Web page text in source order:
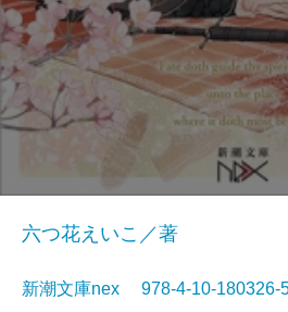
六つ花えいこ／著
新潮文庫nex 978-4-10-